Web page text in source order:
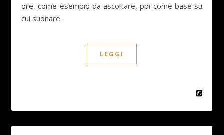
ore, come esempio da ascoltare, poi come base su
cui suonare.
LEGGI